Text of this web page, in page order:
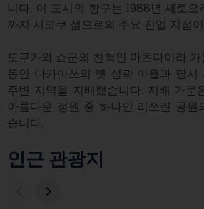
니다. 이 도시의 항구는 1988년 세토
까지 시코쿠 섬으로의 주요 진입 지점
도쿠가와 쇼군의 친척인 마츠다이라
동안 다카마쓰의 옛 성곽 마을과 당시
주변 지역을 지배했습니다. 지배 가문
아름다운 정원 중 하나인 리쓰린 공원
습니다.
인근 관광지